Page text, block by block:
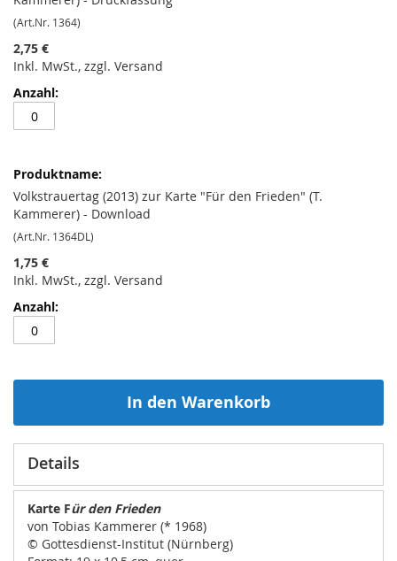
(Art.Nr. 1364)
2,75 €
Inkl. MwSt., zzgl. Versand
Volkstrauertag (2013) zur Karte "Für den Frieden" (T.
Kammerer) - Download
(Art.Nr. 1364DL)
1,75 €
Inkl. MwSt., zzgl. Versand
In den Warenkorb
Details
Karte Für den Frieden
von Tobias Kammerer (* 1968)
© Gottesdienst-Institut (Nürnberg)